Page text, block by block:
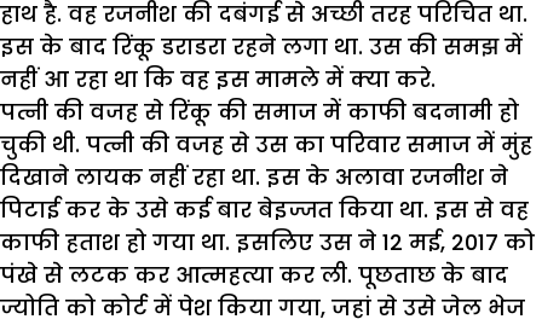
हाथ है. वह रजनीश की दबंगई से अच्छी तरह परिचित था.
इस के बाद रिंकू डराडरा रहने लगा था. उस की समझ में
नहीं आ रहा था कि वह इस मामले में क्या करे.
पत्नी की वजह से रिंकू की समाज में काफी बदनामी हो
चुकी थी. पत्नी की वजह से उस का परिवार समाज में मुंह
दिखाने लायक नहीं रहा था. इस के अलावा रजनीश ने
पिटाई कर के उसे कई बार बेइज्जत किया था. इस से वह
काफी हताश हो गया था. इसलिए उस ने 12 मई, 2017 को
पंखे से लटक कर आत्महत्या कर ली. पूछताछ के बाद
ज्योति को कोर्ट में पेश किया गया, जहां से उसे जेल भेज